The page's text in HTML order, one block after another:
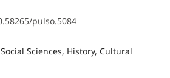
pulso.5084
Sciences, History, Cultural